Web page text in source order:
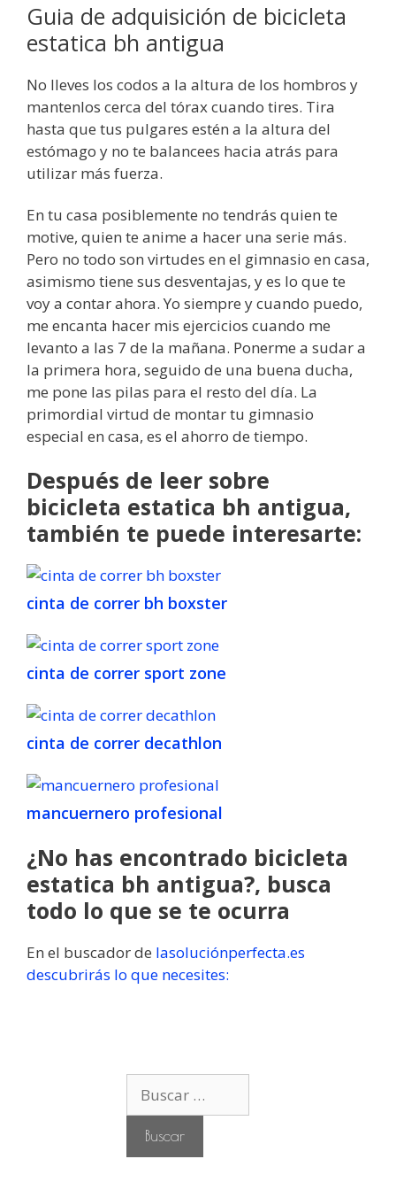
Guia de adquisición de bicicleta
estatica bh antigua
No lleves los codos a la altura de los hombros y
mantenlos cerca del tórax cuando tires. Tira
hasta que tus pulgares estén a la altura del
estómago y no te balancees hacia atrás para
utilizar más fuerza.
En tu casa posiblemente no tendrás quien te
motive, quien te anime a hacer una serie más.
Pero no todo son virtudes en el gimnasio en casa,
asimismo tiene sus desventajas, y es lo que te
voy a contar ahora. Yo siempre y cuando puedo,
me encanta hacer mis ejercicios cuando me
levanto a las 7 de la mañana. Ponerme a sudar a
la primera hora, seguido de una buena ducha,
me pone las pilas para el resto del día. ​La
primordial virtud de montar tu gimnasio
especial en casa, es el ahorro de tiempo.
Después de leer sobre
bicicleta estatica bh antigua,
también te puede interesarte:
cinta de correr bh boxster
cinta de correr sport zone
cinta de correr decathlon
mancuernero profesional
¿No has encontrado bicicleta
estatica bh antigua?, busca
todo lo que se te ocurra
En el buscador de lasoluciónperfecta.es
descubrirás lo que necesites: